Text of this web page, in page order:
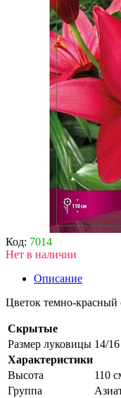
Код: 7014
Нет в наличии
Описание
Цветок темно-
Скрытые
Размер луковицы 14/16
Характеристики
Высота
110
Группа